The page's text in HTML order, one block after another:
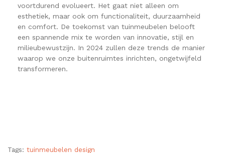
voortdurend evolueert. Het gaat niet alleen om
esthetiek, maar ook om functionaliteit, duurzaamheid
en comfort. De toekomst van tuinmeubelen belooft
een spannende mix te worden van innovatie, stijl en
milieubewustzijn. In 2024 zullen deze trends de manier
waarop we onze buitenruimtes inrichten, ongetwijfeld
transformeren.
Tags: tuinmeubelen design